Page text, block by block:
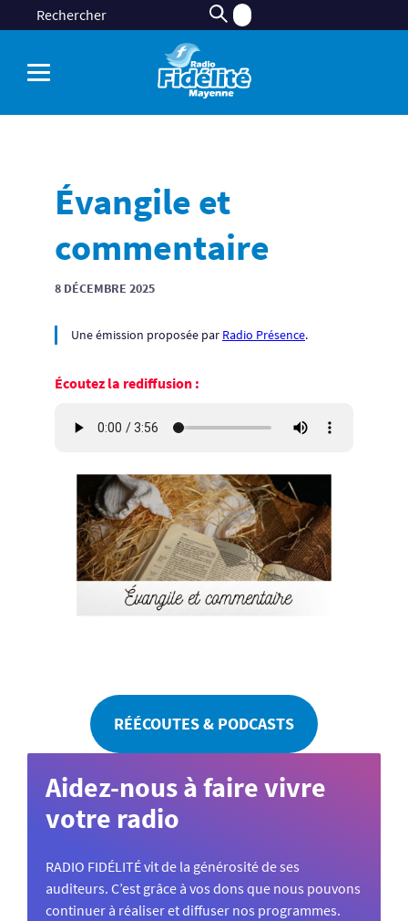
Évangile et
commentaire
8 DÉCEMBRE 2025
Une émission proposée par Radio Présence.
Écoutez la rediffusion :
RÉÉCOUTES & PODCASTS
Aidez-nous à faire vivre
votre radio
RADIO FIDÉLITÉ vit de la générosité de ses
auditeurs. C’est grâce à vos dons que nous pouvons
continuer à réaliser et diffuser nos programmes.